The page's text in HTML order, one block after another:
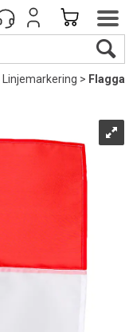
Linjemarkering> Flagga